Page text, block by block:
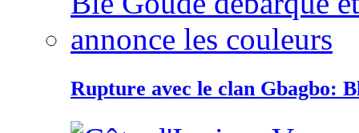
Rupture avec le clan Gbagbo: